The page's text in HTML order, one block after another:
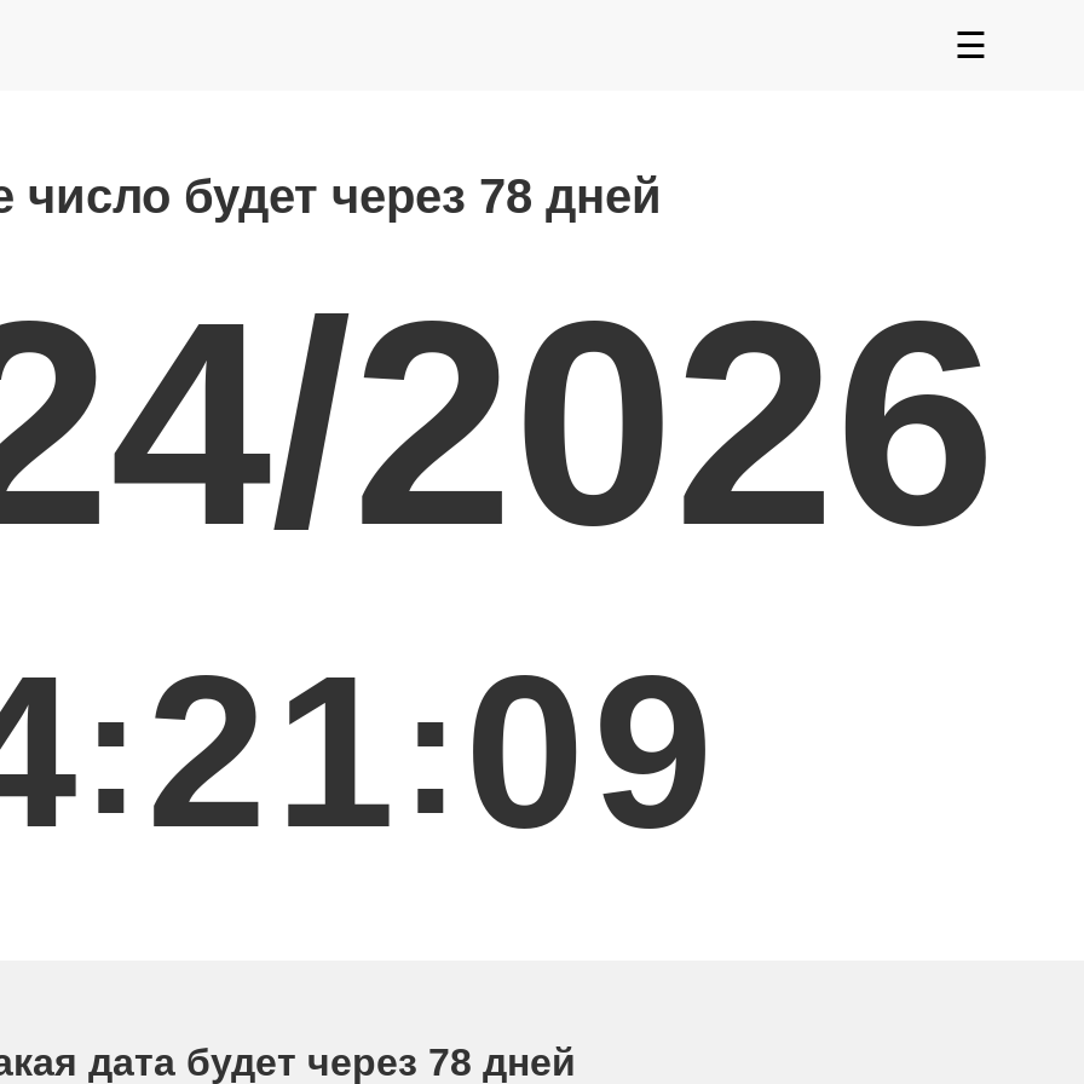
☰
число будет через 78 дней
2026
:21:09
дата будет через 78 дней